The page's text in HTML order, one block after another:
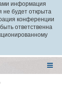
информация
не будет открыта
конференции
ответственна